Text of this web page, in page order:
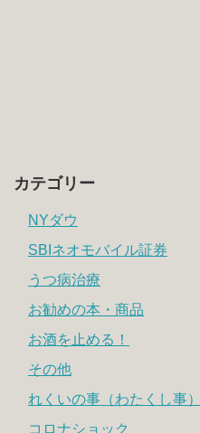
カテゴリー
NYダウ
SBIネオモバイル証券
うつ病治療
お勧めの本・商品
お酒を止める！
その他
れくいの事（わたくし事）
コロナショック